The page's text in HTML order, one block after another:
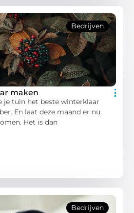
Bedrijven
maken
je tuin het beste winterklaar
En laat deze maand er nu
Het is dan
Bedrijven